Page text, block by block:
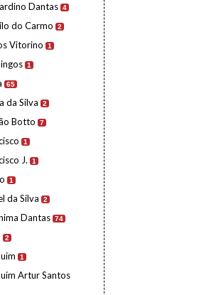
Dantas 4
do Carmo 2
Vitorino 1
1
65
da Silva 2
Botto 7
1
J. 1
1
da Silva 2
Dantas 74
2
1
Artur Santos